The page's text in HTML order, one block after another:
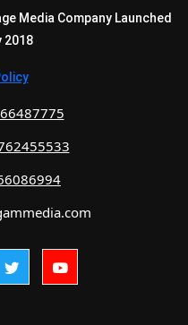
Media Company Launched
2018